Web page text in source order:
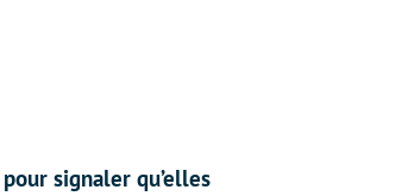
signaler qu’elles